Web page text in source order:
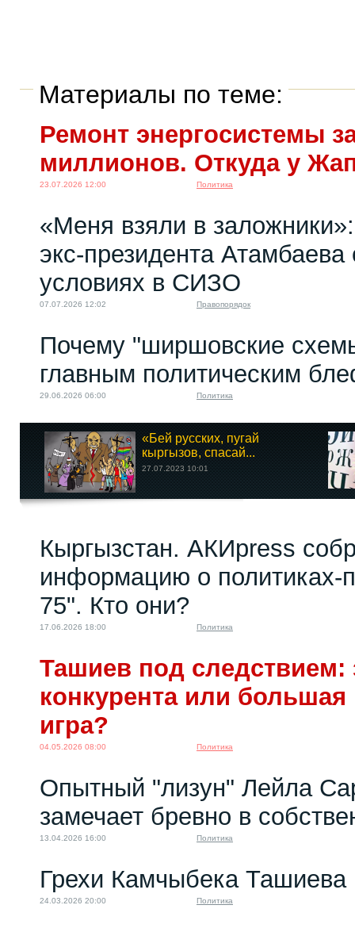
Материалы по теме:
Ремонт энергосистемы
миллионов. Откуда у
23.07.2026 12:00 Политика
«Меня взяли в
экс‑президента
условиях в СИЗО
07.07.2026 12:02 Правопорядок
Почему "ширшовские
главным политическим
29.06.2026 06:00 Политика
«Бей русских, пугай
кыргызов, спасай...
27.07.2023 10:01
Кыргызстан. АКИpress
информацию о политиках-
75". Кто они?
17.06.2026 18:00 Политика
Ташиев под следствием:
конкурента или большая
игра?
04.05.2026 08:00 Политика
Опытный "лизун" Лейла
замечает бревно в
13.04.2026 16:00 Политика
Грехи Камчыбека Ташиева
24.03.2026 20:00 Политика